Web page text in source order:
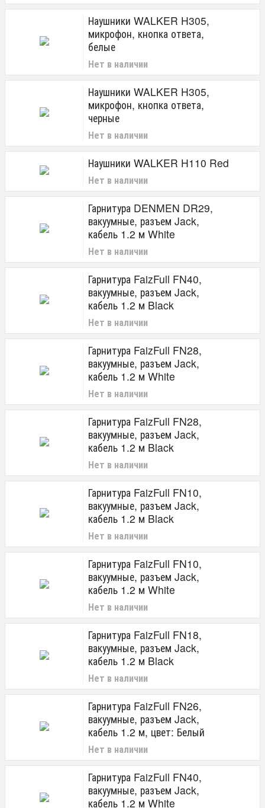
Наушники WALKER H305,
микрофон, кнопка ответа,
белые
Нет в наличии
Наушники WALKER H305,
микрофон, кнопка ответа,
черные
Нет в наличии
Наушники WALKER H110 Red
Нет в наличии
Гарнитура DENMEN DR29,
вакуумные, разъем Jack,
кабель 1.2 м White
Нет в наличии
Гарнитура FaizFull FN40,
вакуумные, разъем Jack,
кабель 1.2 м Black
Нет в наличии
Гарнитура FaizFull FN28,
вакуумные, разъем Jack,
кабель 1.2 м White
Нет в наличии
Гарнитура FaizFull FN28,
вакуумные, разъем Jack,
кабель 1.2 м Black
Нет в наличии
Гарнитура FaizFull FN10,
вакуумные, разъем Jack,
кабель 1.2 м Black
Нет в наличии
Гарнитура FaizFull FN10,
вакуумные, разъем Jack,
кабель 1.2 м White
Нет в наличии
Гарнитура FaizFull FN18,
вакуумные, разъем Jack,
кабель 1.2 м Black
Нет в наличии
Гарнитура FaizFull FN26,
вакуумные, разъем Jack,
кабель 1.2 м, цвет: Белый
Нет в наличии
Гарнитура FaizFull FN40,
вакуумные, разъем Jack,
кабель 1.2 м White